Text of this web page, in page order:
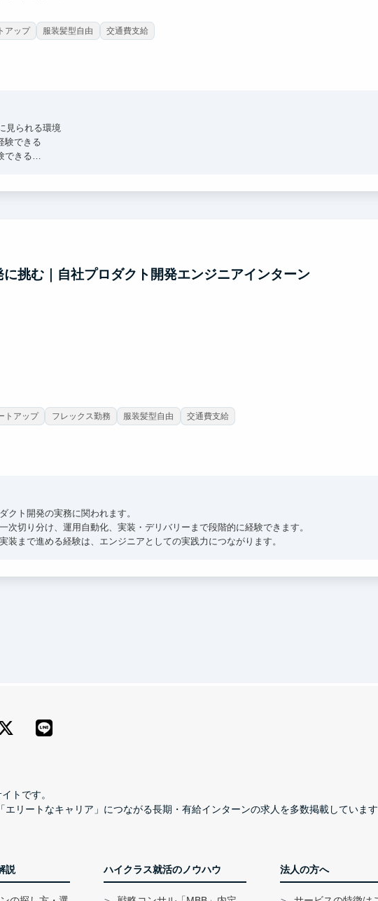
アップ 服装髪型自由 交通費支給
見られる環境
験できる
できる
挑む｜自社プロダクト開発エンジニアインターン
トアップ フレックス勤務 服装髪型自由 交通費支給
クト開発の実務に関われます。
切り分け、運用自動化、実装・デリバリーまで段階的に経験できます。
まで進める経験は、エンジニアとしての実践力につながります。
トです。
リートなキャリア」につながる長期・有給インターンの求人を多数掲載しています
説 ハイクラス就活のノウハウ 法人の方へ